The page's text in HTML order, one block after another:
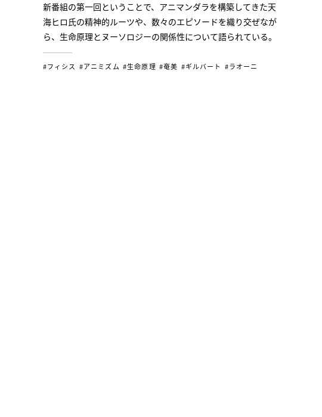
新番組の第一回ということで、アニマンダラを構築してきた天
海ヒロ氏の精神的ルーツや、数々のエピソードを織り交ぜなが
ら、生命原理とヌーソロジーの関係性について語られている。
#フィシス #アニミズム #生命原理 #奄美 #ギルバート #ラオーニ